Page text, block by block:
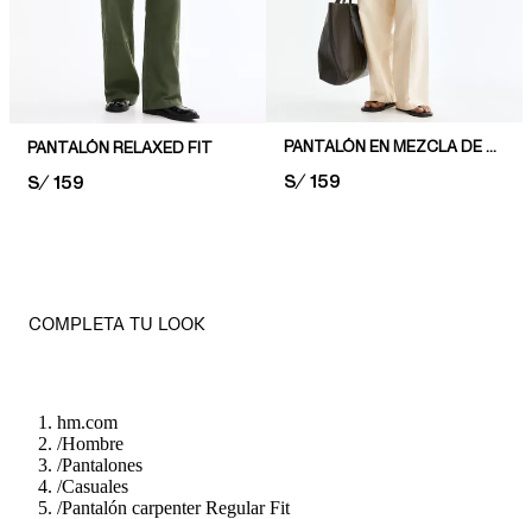
PANTALÓN RELAXED FIT
PRICE:
S/ 159
PANTALÓN EN MEZCLA DE LINO LOOSE FIT
PRICE:
S/ 159
COMPLETA TU LOOK
hm.com
/Hombre
/Pantalones
/Casuales
/Pantalón carpenter Regular Fit